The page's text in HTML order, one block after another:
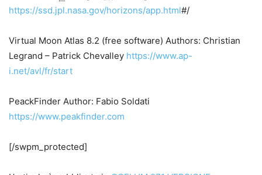
https://ssd.jpl.nasa.gov/horizons/app.html#/
Virtual Moon Atlas 8.2 (free software) Authors: Christian
Legrand – Patrick Chevalley https://www.ap-
i.net/avl/fr/start
PeackFinder Author: Fabio Soldati
https://www.peakfinder.com
[/swpm_protected]